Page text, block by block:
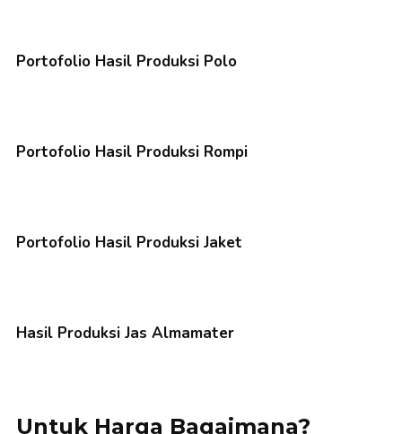
Portofolio Hasil Produksi Polo
Portofolio Hasil Produksi Rompi
Portofolio Hasil Produksi Jaket
Hasil Produksi Jas Almamater
Untuk Harga Bagaimana?